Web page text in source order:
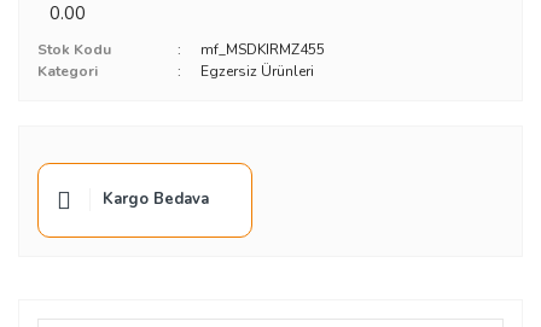
0.00
Stok Kodu
mf_MSDKIRMZ455
Kategori
Egzersiz Ürünleri
Kargo Bedava